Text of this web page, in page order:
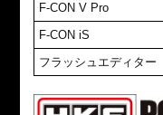
F-CON V Pro
F-CON iS
フラッシュエディター